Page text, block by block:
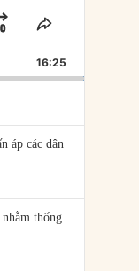
FORWARD
SHARE
EPISODE
16:25
áp các dân
thống